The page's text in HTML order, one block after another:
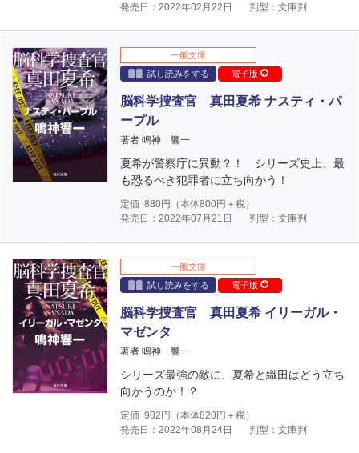
発売日：2022年02月22日
判型：文庫判
一般文庫
試し読みをする
電子版
脳科学捜査官 真田夏希 ナスティ・パ
ープル
著者 鳴神 響一
夏希が警察庁に異動？！ シリーズ史上、最
も恐るべき犯罪者に立ち向かう！
定価 880円（本体800円＋税）
発売日：2022年07月21日
判型：文庫判
一般文庫
試し読みをする
電子版
脳科学捜査官 真田夏希 イリーガル・
マゼンタ
著者 鳴神 響一
シリーズ最強の敵に、夏希と織田はどう立ち
向かうのか！？
定価 902 円（本体820円＋税）
発売日：2022年08月24日
判型：文庫判